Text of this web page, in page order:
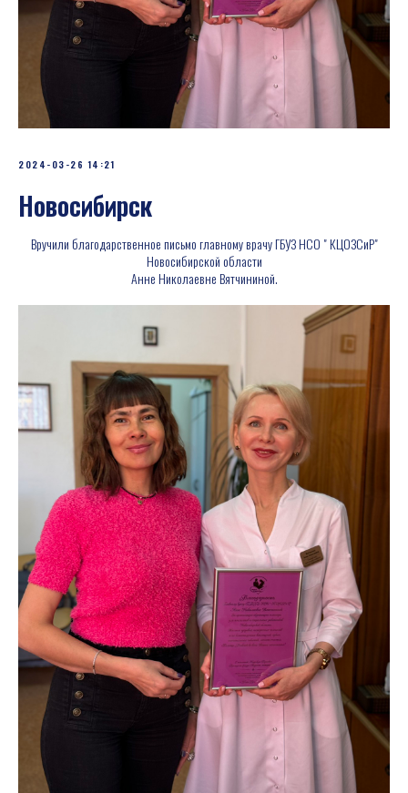
2024-03-26 14:21
Новосибирск
Вручили благодарственное письмо главному врачу ГБУЗ НСО " КЦОЗСиР"
Новосибирской области
Анне Николаевне Вятчининой.